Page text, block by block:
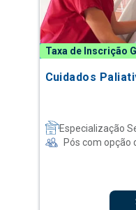
Taxa de Inscrição
Cuidados
Especialização
Pós com opção